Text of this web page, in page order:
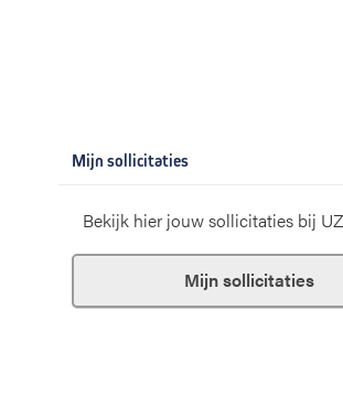
Mijn sollicitaties
Bekijk hier jouw sollicitaties bij
Mijn sollicitaties